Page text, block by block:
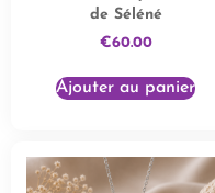
de Séléné
€60.00
Ajouter au panier